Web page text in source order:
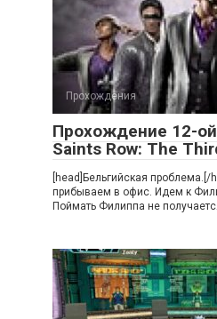
Прохождения
Прохождение 12-
Saints Row: The
[head]Бельгийская проблема.[/
прибываем в офис. Идем к
Поймать Филиппа не